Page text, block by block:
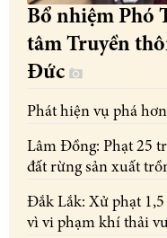
Bổ nhiệm Phó
tâm Truyền
Đức
Lâm Đồng: Phạt 25
đất rừng sản xuất
Đắk Lắk: Xử phạt
vì vi phạm khí thải